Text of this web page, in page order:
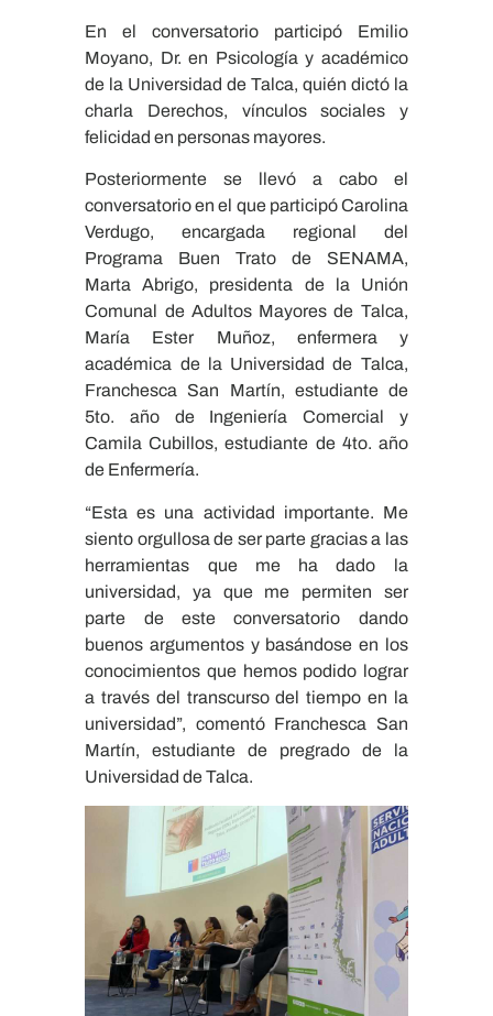
En el conversatorio participó Emilio
Moyano, Dr. en Psicología y académico
de la Universidad de Talca, quién dictó la
charla Derechos, vínculos sociales y
felicidad en personas mayores.
Posteriormente se llevó a cabo el
conversatorio en el que participó Carolina
Verdugo, encargada regional del
Programa Buen Trato de SENAMA,
Marta Abrigo, presidenta de la Unión
Comunal de Adultos Mayores de Talca,
María Ester Muñoz, enfermera y
académica de la Universidad de Talca,
Franchesca San Martín, estudiante de
5to. año de Ingeniería Comercial y
Camila Cubillos, estudiante de 4to. año
de Enfermería.
“Esta es una actividad importante. Me
siento orgullosa de ser parte gracias a las
herramientas que me ha dado la
universidad, ya que me permiten ser
parte de este conversatorio dando
buenos argumentos y basándose en los
conocimientos que hemos podido lograr
a través del transcurso del tiempo en la
universidad”, comentó Franchesca San
Martín, estudiante de pregrado de la
Universidad de Talca.